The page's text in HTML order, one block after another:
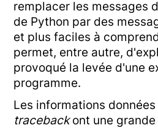
remplacer les messages
de Python par des
et plus faciles à
permet, entre autre,
provoqué la levée d'une
programme.
Les informations
tracebackont une